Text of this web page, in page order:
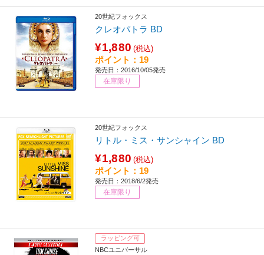
20世紀フォックス
クレオパトラ BD
¥1,880 (税込)
ポイント：19
発売日：2016/10/05発売
在庫限り
20世紀フォックス
リトル・ミス・サンシャイン BD
¥1,880 (税込)
ポイント：19
発売日：2018/6/2発売
在庫限り
ラッピング可
NBCユニバーサル